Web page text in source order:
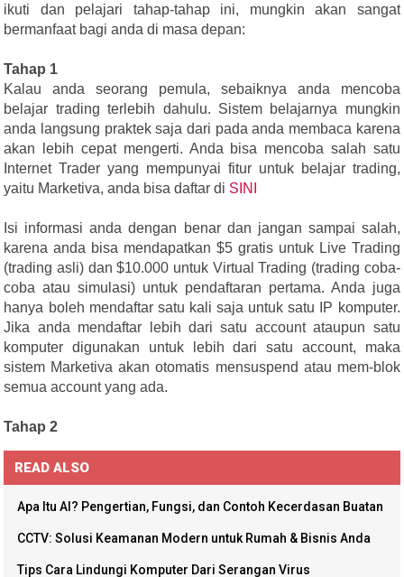
ikuti dan pelajari tahap-tahap ini, mungkin akan sangat
bermanfaat bagi anda di masa depan:
Tahap 1
Kalau anda seorang pemula, sebaiknya anda mencoba
belajar trading terlebih dahulu. Sistem belajarnya mungkin
anda langsung praktek saja dari pada anda membaca karena
akan lebih cepat mengerti. Anda bisa mencoba salah satu
Internet Trader yang mempunyai fitur untuk belajar trading,
yaitu Marketiva, anda bisa daftar di SINI
Isi informasi anda dengan benar dan jangan sampai salah,
karena anda bisa mendapatkan $5 gratis untuk Live Trading
(trading asli) dan $10.000 untuk Virtual Trading (trading coba-
coba atau simulasi) untuk pendaftaran pertama. Anda juga
hanya boleh mendaftar satu kali saja untuk satu IP komputer.
Jika anda mendaftar lebih dari satu account ataupun satu
komputer digunakan untuk lebih dari satu account, maka
sistem Marketiva akan otomatis mensuspend atau mem-blok
semua account yang ada.
Tahap 2
READ ALSO
Apa Itu AI? Pengertian, Fungsi, dan Contoh Kecerdasan Buatan
CCTV: Solusi Keamanan Modern untuk Rumah & Bisnis Anda
Tips Cara Lindungi Komputer Dari Serangan Virus